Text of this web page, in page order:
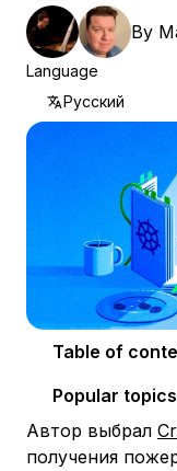
By
Language
Русский
Table of
Popular topics
Автор выбрал
получения